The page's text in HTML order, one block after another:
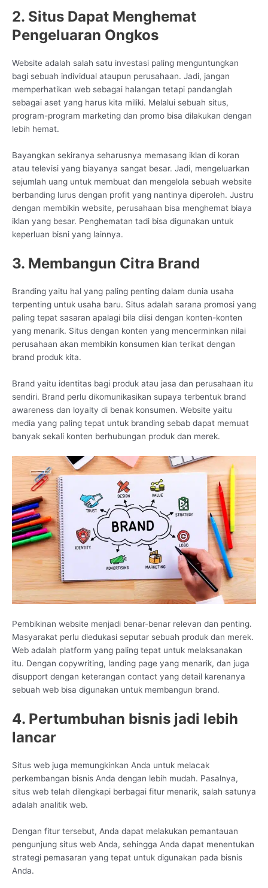
2. Situs Dapat Menghemat
Pengeluaran Ongkos
Website adalah salah satu investasi paling menguntungkan
bagi sebuah individual ataupun perusahaan. Jadi, jangan
memperhatikan web sebagai halangan tetapi pandanglah
sebagai aset yang harus kita miliki. Melalui sebuah situs,
program-program marketing dan promo bisa dilakukan dengan
lebih hemat.
Bayangkan sekiranya seharusnya memasang iklan di koran
atau televisi yang biayanya sangat besar. Jadi, mengeluarkan
sejumlah uang untuk membuat dan mengelola sebuah website
berbanding lurus dengan profit yang nantinya diperoleh. Justru
dengan membikin website, perusahaan bisa menghemat biaya
iklan yang besar. Penghematan tadi bisa digunakan untuk
keperluan bisni yang lainnya.
3. Membangun Citra Brand
Branding yaitu hal yang paling penting dalam dunia usaha
terpenting untuk usaha baru. Situs adalah sarana promosi yang
paling tepat sasaran apalagi bila diisi dengan konten-konten
yang menarik. Situs dengan konten yang mencerminkan nilai
perusahaan akan membikin konsumen kian terikat dengan
brand produk kita.
Brand yaitu identitas bagi produk atau jasa dan perusahaan itu
sendiri. Brand perlu dikomunikasikan supaya terbentuk brand
awareness dan loyalty di benak konsumen. Website yaitu
media yang paling tepat untuk branding sebab dapat memuat
banyak sekali konten berhubungan produk dan merek.
Pembikinan website menjadi benar-benar relevan dan penting.
Masyarakat perlu diedukasi seputar sebuah produk dan merek.
Web adalah platform yang paling tepat untuk melaksanakan
itu. Dengan copywriting, landing page yang menarik, dan juga
disupport dengan keterangan contact yang detail karenanya
sebuah web bisa digunakan untuk membangun brand.
4. Pertumbuhan bisnis jadi lebih
lancar
Situs web juga memungkinkan Anda untuk melacak
perkembangan bisnis Anda dengan lebih mudah. Pasalnya,
situs web telah dilengkapi berbagai fitur menarik, salah satunya
adalah analitik web.
Dengan fitur tersebut, Anda dapat melakukan pemantauan
pengunjung situs web Anda, sehingga Anda dapat menentukan
strategi pemasaran yang tepat untuk digunakan pada bisnis
Anda.